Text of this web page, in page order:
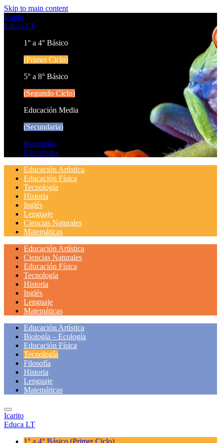
Skip to main content
Icarito
Educa LT
1° a 4° Básico
(Primer Ciclo)
5° a 8° Básico
(Segundo Ciclo)
Educación Media
(Secundaria)
Biografías
Efemérides
Educación Artística
Educación Física
Tecnología
Historia
Inglés
Lenguaje
Ciencias Naturales
Matemáticas
Educación Artística
Ciencias Naturales
Educación Física
Tecnología
Historia
Inglés
Lenguaje
Matemáticas
Educación Artística
Biología – Ecología
Educación Física
Tecnología
Filosofía
Historia
Lenguaje
Matemáticas
Icarito
Educa LT
1° a 4° Básico (Primer Ciclo)